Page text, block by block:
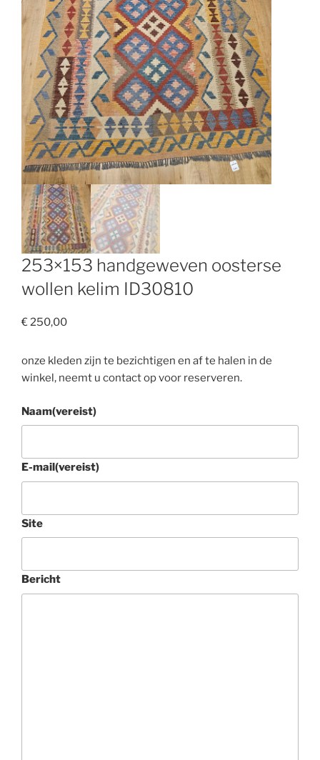
253×153 handgeweven oosterse
wollen kelim ID30810
€250,00
onze kleden zijn te bezichtigen en af te halen in de
winkel, neemt u contact op voor reserveren.
Naam(vereist)
E-mail(vereist)
Site
Bericht